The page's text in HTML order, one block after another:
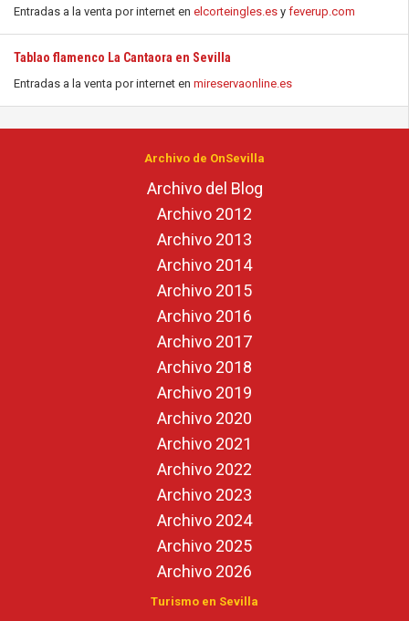
Entradas a la venta por internet en elcorteingles.es y feverup.com
Tablao flamenco La Cantaora en Sevilla
Entradas a la venta por internet en mireservaonline.es
Archivo de OnSevilla
Archivo del Blog
Archivo 2012
Archivo 2013
Archivo 2014
Archivo 2015
Archivo 2016
Archivo 2017
Archivo 2018
Archivo 2019
Archivo 2020
Archivo 2021
Archivo 2022
Archivo 2023
Archivo 2024
Archivo 2025
Archivo 2026
Turismo en Sevilla